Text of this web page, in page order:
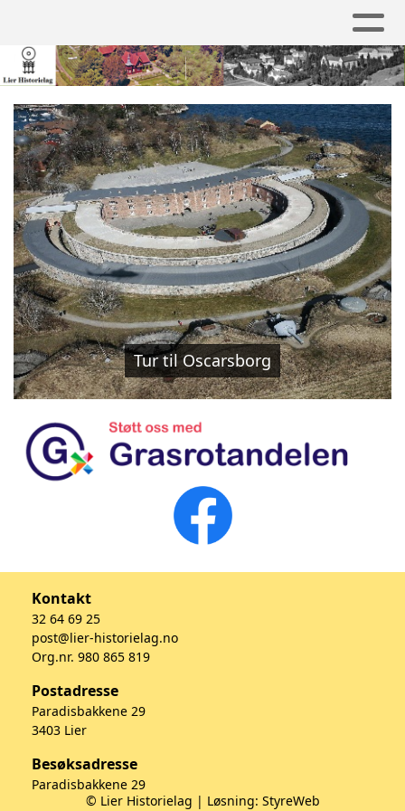
Tur til Oscarsborg
Kontakt
32 64 69 25
post@lier-historielag.no
Org.nr. 980 865 819
Postadresse
Paradisbakkene 29
3403 Lier
Besøksadresse
Paradisbakkene 29
3403 Lier© Lier Historielag | Løsning: StyreWeb